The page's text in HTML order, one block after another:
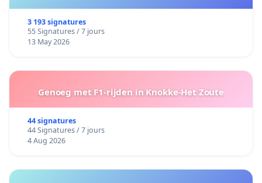
3 193 signatures
55 Signatures / 7 jours
13 May 2026
Genoeg met F1-rijden in Knokke-Het Zoute
44 signatures
44 Signatures / 7 jours
4 Aug 2026